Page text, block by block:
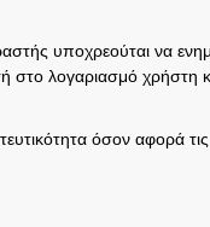
υποχρεούται να
λογαριασμό χρήστη
όσον αφορά τις